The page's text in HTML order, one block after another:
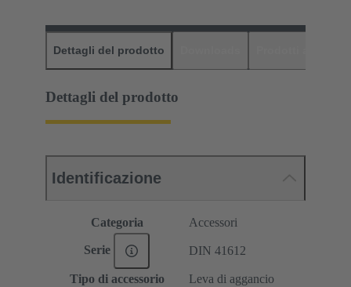
Dettagli del prodotto
Dettagli del prodotto
Identificazione
Categoria Accessori
Serie DIN 41612
Tipo di accessorio
Leva di aggancio